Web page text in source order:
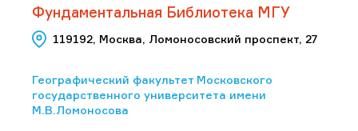
Фундаментальная Библиотека МГУ
119192, Москва, Ломоносовский проспект, 27
Географический факультет Московского
государственного университета имени
М.В.Ломоносова